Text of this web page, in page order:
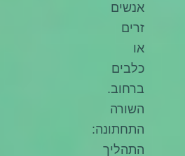
אנשים
זרים
או
כלבים
ברחוב.
השורה
התחתונה:
התהליך